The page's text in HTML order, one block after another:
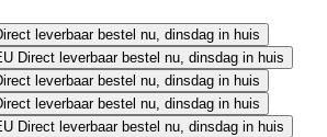
leverbaar bestel nu, dinsdag in huis
Direct leverbaar bestel nu, dinsdag in huis
leverbaar bestel nu, dinsdag in huis
leverbaar bestel nu, dinsdag in huis
Direct leverbaar bestel nu, dinsdag in huis